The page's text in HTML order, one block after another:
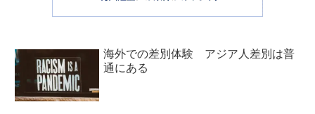
海外での差別体験 アジア人差別は普
通にある